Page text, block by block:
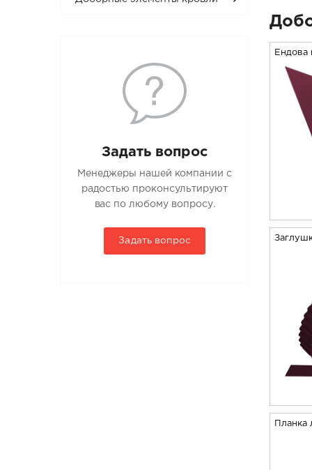
Задать вопрос
Менеджеры нашей компании с
радостью проконсультируют
вас по любому вопросу.
Задать вопрос
Ендова
Планка